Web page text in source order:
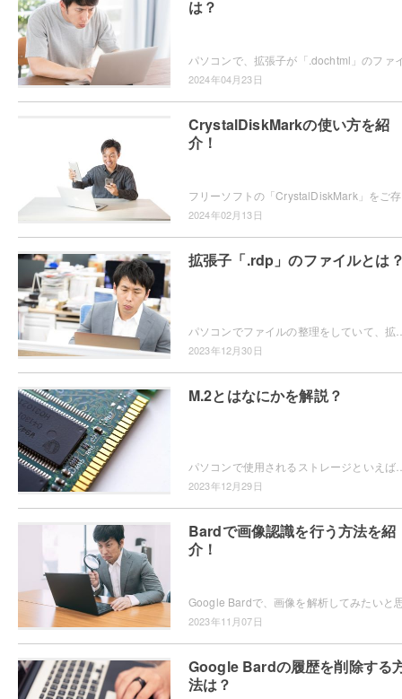
は？
2024年04月23日
CrystalDiskMarkの使い方を紹
介！
2024年02月13日
拡張子「.rdp」のファイルとは
2023年12月30日
M.2とはなにかを解説？
2023年12月29日
Bardで画像認識を行う方法を紹
介！
2023年11月07日
Google Bardの履歴を削除する
法は？